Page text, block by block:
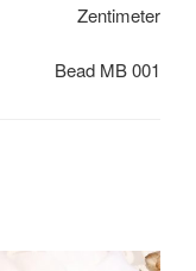
Zentimeter
Bead MB 001